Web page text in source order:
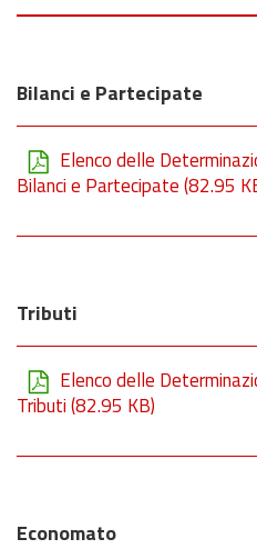
Bilanci e Partecipate
Elenco delle
Bilanci e Partecipate(82.95
Tributi
Elenco delle
Tributi(82.95 KB)
Economato